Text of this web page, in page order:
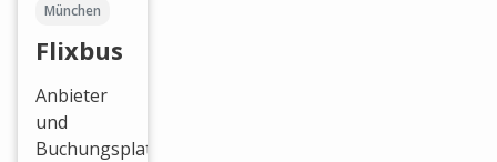
München
Flixbus
Anbieter
und
Buchungsplattform